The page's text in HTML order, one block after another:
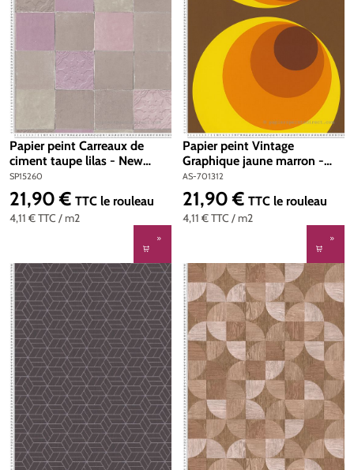
Papier peint Carreaux de
ciment taupe lilas - New
Walls d'AS Création | Réf.
SP15260
SP15260
4,11 €TTC / m2
Prix régulier :
21,90 € TTC le rouleau
Papier peint Vintage
Graphique jaune marron -
Retro Vision d'A.S. Création |
Réf. AS-701312
AS-701312
4,11 €TTC / m2
Prix régulier :
21,90 € TTC le rouleau